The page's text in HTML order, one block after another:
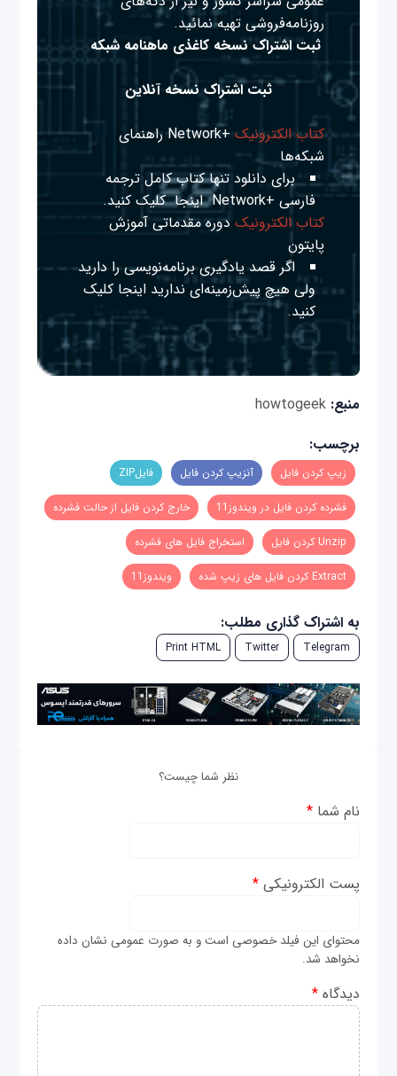
روزنامه‌فروشی تهیه نمائید.
ثبت اشتراک نسخه کاغذی ماهنامه شبکه
ثبت اشتراک نسخه آنلاین
کتاب الکترونیک
+Network راهنمای
شبکه‌ها
برای دانلود تنها کتاب کامل ترجمه
فارسی +Network
اینجا کلیک کنید.
کتاب الکترونیک دوره مقدماتی آموزش
پایتون
اگر قصد یادگیری برنامه‌نویسی را دارید
ولی هیچ پیش‌زمینه‌ای نداریداینجا کلیک
کنید.
منبع:howtogeek
برچسب:
زیپ کردن فایل آنزیپ کردن فایل فایلZIP
فشرده کردن فایل در ویندوز11 خارج کردن فایل از حالت فشرده
Unzip کردن فایل استخراج فایل های فشرده
Extract کردن فایل های زیپ شده ویندوز11
به اشتراک گذاری مطلب:
Telegram
Twitter
Print HTML
نظر شما چیست؟
نام شما*
پست الکترونیکی*
محتوای این فیلد خصوصی است و به صورت عمومی نشان داده
نخواهد شد.
دیدگاه*